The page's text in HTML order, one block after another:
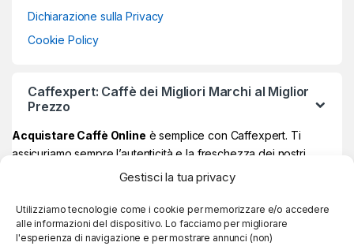
Gestisci la tua privacy
Utilizziamo tecnologie come i cookie per memorizzare e/o accedere
alle informazioni del dispositivo. Lo facciamo per migliorare
l'esperienza di navigazione e per mostrare annunci (non)
Dichiarazione sulla Privacy
Cookie Policy
Caffexpert: Caffè dei Migliori Marchi al Miglior
Prezzo
Acquistare Caffè Online è semplice con Caffexpert. Ti
assicuriamo sempre l’autenticità e la freschezza dei nostri
prodotti, garantiti Made in Italy al 100% ad un prezzo davvero
Sul nostro store online potrai trovare imigliori marchi di caffè
quelli più amati e apprezzati, e se raggiungi59€ di spesa, la